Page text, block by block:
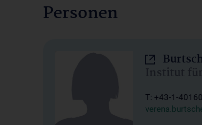
Personen
Institut
T: +43-1-